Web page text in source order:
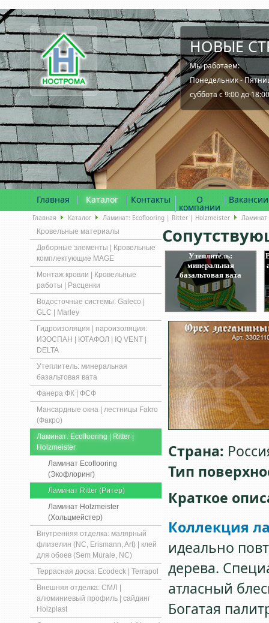
НОВЫЕ
Мы работаем:
Понедельник -
суббота с 9:00 до 18:00
Главная Каталог Контакты О
компании
Вакансии
Главная Каталог Ламинат: Ecoflooring | Ritter | Holzmeister
Ламинат
Кровельные материалы
Доборные элементы | Кровельные
комплектующие MAGE
Монтаж кровли | Кровельные
работы | Расценки
Водосточные системы: Galeco |
GLC | Marley
Гидроизоляция | пароизоляция:
ИЗОСПАН | ЮТАФОЛ | IQ VENT |
DELTA
Утеплитель: минеральная
базальтовая вата
Фанера ФК | ФСФ
Мансардные окна | лестницы Fakro
(Факро)
Ламинат: Ecoflooring | Ritter |
Holzmeister
Ламинат Ecoflooring
(Экофлоринг)
Ламинат Ritter (Ритер)
Ламинат Holzmeister
(Хольцмейстер)
Внутренняя отделка: малярный
флизелин (NC, Erismann, Art) | клей
для обоев (Sem Murale, NC)
Террасная доска: Ecodeck | Terrapol
Внешняя отделка: СМЛ |
алюминиевый профиль | сайдинг
Holzplast
Утеплитель:
минеральная
базальтовая вата
Страна:
Тип
Краткое
Коллекция
идеально
дерева.
атласный
Богатая